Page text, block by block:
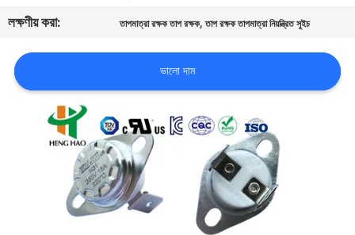
আমাদের
সাথে
যোগাযোগ
লক্ষণীয় করা:
তাপমাত্রা রক্ষক তাপ রক্ষক,তাপ রক্ষক তাপমাত্রা নিয়ন্ত্রিত সুইচ
ভালো দাম